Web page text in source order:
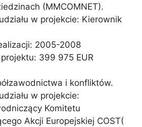
(MMCOMNET).
w projekcie: Kierownik
2005-2008
399 975 EUR
i konfliktów.
w projekcie:
Komitetu
Akcji Europejskiej COST(